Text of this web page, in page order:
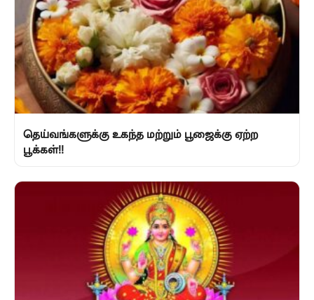
தெய்வங்களுக்கு உகந்த மற்றும் பூஜைக்கு ஏற்ற
பூக்கள்!!